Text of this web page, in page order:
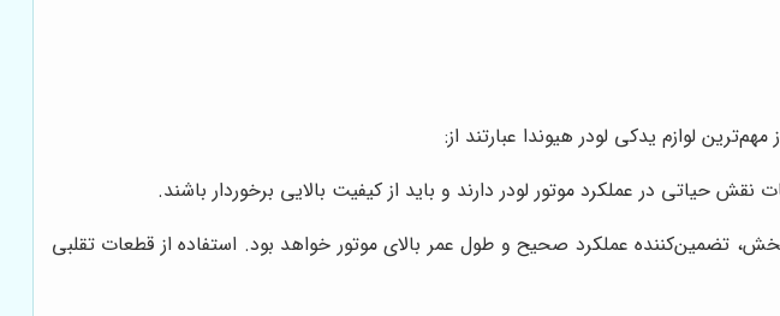
لوازم یدکی لودر هیوندا عبارتند از:
حیاتی در عملکرد موتور لودر دارند و باید از کیفیت بالایی برخوردار باشند.
تضمین‌کننده عملکرد صحیح و طول عمر بالای موتور خواهد بود. استفاده از قطعات تقلبی